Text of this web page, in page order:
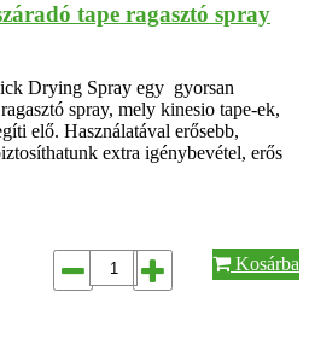
tape ragasztó spray
Drying Spray egy gyorsan
spray, mely kinesio tape-ek,
elő. Használatával erősebb,
extra igénybevétel, erős
Kosárba